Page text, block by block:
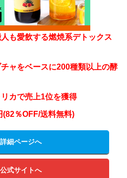
も愛飲する燃焼系デトックス
ャをベースに200種類以上の酵
カで売上1位を獲得
％OFF/送料無料)
詳細ページへ
公式サイトへ